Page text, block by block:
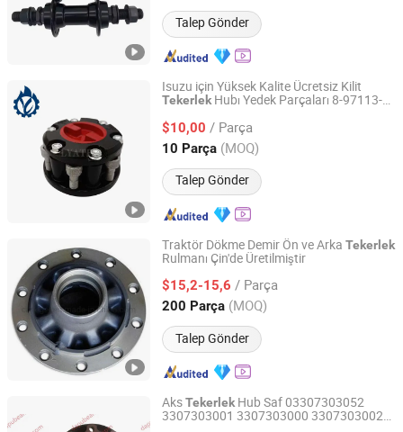
Talep Gönder
Isuzu için Yüksek Kalite Ücretsiz Kilit
TekerlekHubı Yedek Parçaları 8-97113-
$10,00 / Parça
10 Parça (MOQ)
Talep Gönder
Guangzhou Lingyue Auto Parts Co., Ltd.
Guangdong, China Fiyat 2020
Traktör Dökme Demir Ön ve Arka Tekerlek
Rulmanı Çin'de Üretilmiştir
$15,2-15,6 / Parça
200 Parça (MOQ)
Talep Gönder
Qingdao Seger Industrial Co., Ltd.
Shandong, China Fiyat 2014
AksTekerlekHub Saf 03307303052
3307303001 3307303000 3307303002
LINQING DAPU BEARING CO., LTD